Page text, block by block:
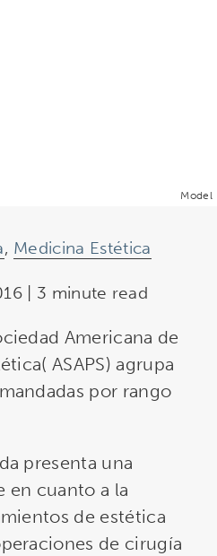
Model
, Medicina Estética
| 3 minute read
Americana de
ASAPS) agrupa
por rango
presenta una
en cuanto a la
de estética
de cirugía